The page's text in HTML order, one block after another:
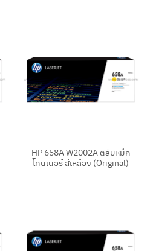
HP 658A W2002A ตลับหมึก
โทนเนอร์ สีเหลือง (Original)